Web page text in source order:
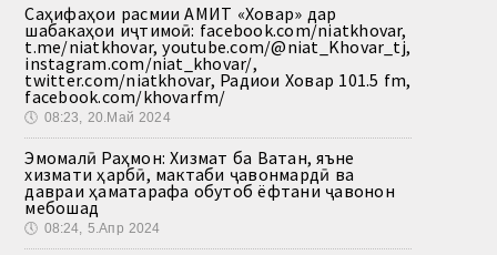
Саҳифаҳои расмии АМИТ «Ховар» дар
шабакаҳои иҷтимоӣ: facebook.com/niatkhovar,
t.me/niatkhovar, youtube.com/@niat_Khovar_tj,
instagram.com/niat_khovar/,
twitter.com/niatkhovar, Радиои Ховар 101.5 fm,
facebook.com/khovarfm/
🕔 08:23, 20.Май 2024
Эмомалӣ Раҳмон: Хизмат ба Ватан, яъне
хизмати ҳарбӣ, мактаби ҷавонмардӣ ва
давраи ҳаматарафа обутоб ёфтани ҷавонон
мебошад
🕔 08:24, 5.Апр 2024